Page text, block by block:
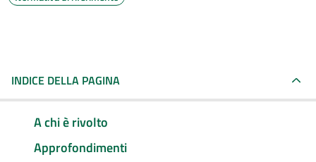
INDICE DELLA PAGINA
A chi è rivolto
Approfondimenti